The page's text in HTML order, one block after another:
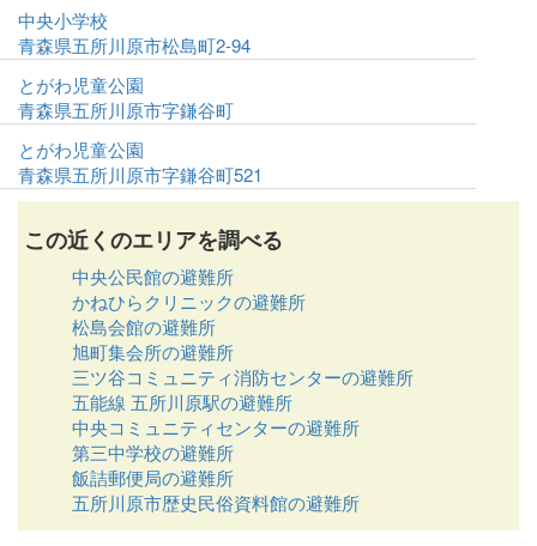
中央小学校
青森県五所川原市松島町2-94
とがわ児童公園
青森県五所川原市字鎌谷町
とがわ児童公園
青森県五所川原市字鎌谷町521
この近くのエリアを調べる
中央公民館の避難所
かねひらクリニックの避難所
松島会館の避難所
旭町集会所の避難所
三ツ谷コミュニティ消防センターの避難所
五能線 五所川原駅の避難所
中央コミュニティセンターの避難所
第三中学校の避難所
飯詰郵便局の避難所
五所川原市歴史民俗資料館の避難所